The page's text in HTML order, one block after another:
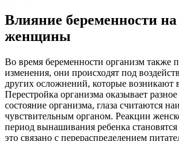
Влияние беременности
женщины
Во время беременности организм также
изменения, они происходят под
других осложнений, которые возникают
Перестройка организма оказывает
состояние организма, глаза считаются
чувствительным органом. Реакции
период вынашивания ребенка
это связано с перераспределением